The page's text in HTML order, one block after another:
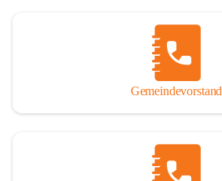
Gemeindevorstand